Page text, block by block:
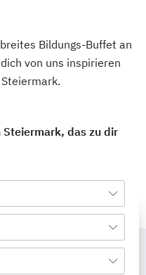
Bildungs-Buffet an
von uns inspirieren
das zu dir